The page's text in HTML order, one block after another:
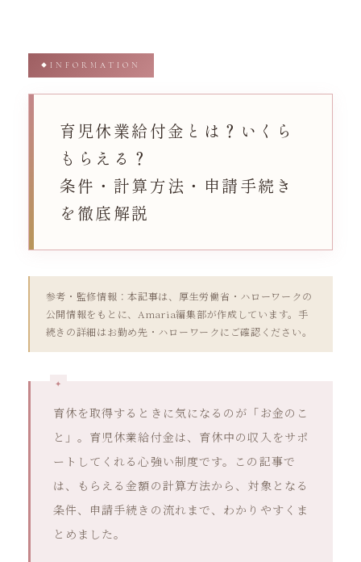
INFORMATION
育児休業給付金とは？いくら
もらえる？
条件・計算方法・申請手続き
を徹底解説
参考・監修情報：本記事は、厚生労働省・ハローワークの
公開情報をもとに、Amaria編集部が作成しています。手
続きの詳細はお勤め先・ハローワークにご確認ください。
育休を取得するときに気になるのが「お金のこ
と」。育児休業給付金は、育休中の収入をサポ
ートしてくれる心強い制度です。この記事で
は、もらえる金額の計算方法から、対象となる
条件、申請手続きの流れまで、わかりやすくま
とめました。